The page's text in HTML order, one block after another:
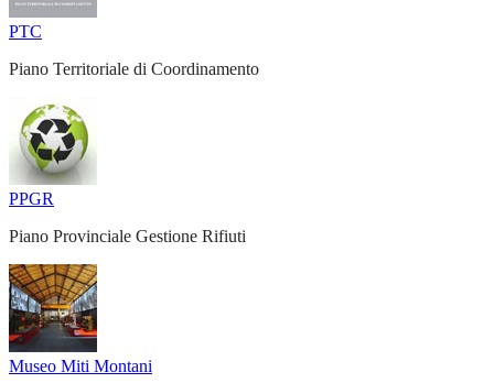
PTC
Piano Territoriale di Coordinamento
PPGR
Piano Provinciale Gestione Rifiuti
Museo Miti Montani